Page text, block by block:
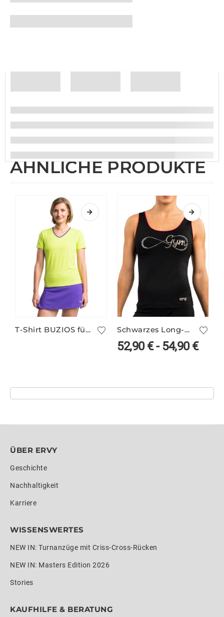
ÄHNLICHE PRODUKTE
T-Shirt BUZIOS für Kinder und Erwachsene Schwarzes Long-Top GUADELOUPE/11 mit Paillettendesign
52,90€-54,90€
ÜBER ERVY
Geschichte
Nachhaltigkeit
Karriere
WISSENSWERTES
NEW IN: Turnanzüge mit Criss-Cross-Rücken
NEW IN: Masters Edition 2026
Stories
KAUFHILFE & BERATUNG